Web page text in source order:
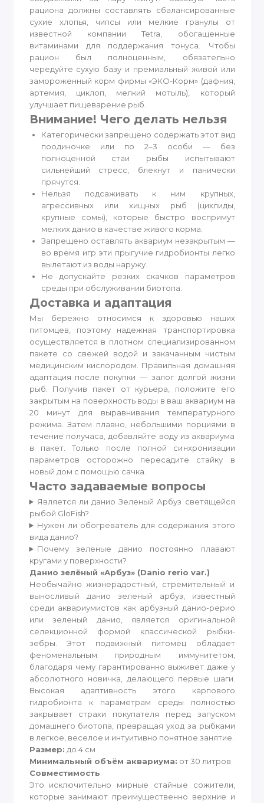
рациона должны составлять сбалансированные
сухие хлопья, чипсы или мелкие гранулы от
известной компании Tetra, обогащенные
витаминами для поддержания тонуса. Чтобы
рацион был полноценным, обязательно
чередуйте сухую базу и премиальный живой или
замороженный корм фирмы «ЭКО-Корм» (дафния,
артемия, циклоп, мелкий мотыль), который
улучшает пищеварение рыб.
Внимание! Чего делать нельзя
Категорически запрещено содержать этот вид
поодиночке или по 2–3 особи — без
полноценной стаи рыбы испытывают
сильнейший стресс, блекнут и панически
прячутся.
Нельзя подсаживать к ним крупных,
агрессивных или хищных рыб (цихлиды,
крупные сомы), которые быстро воспримут
мелких данио в качестве живого корма.
Запрещено оставлять аквариум незакрытым —
во время игр эти прыгучие гидробионты легко
вылетают из воды наружу.
Не допускайте резких скачков параметров
среды при обслуживании биотопа.
Доставка и адаптация
Мы бережно относимся к здоровью наших
питомцев, поэтому надежная транспортировка
осуществляется в плотном специализированном
пакете со свежей водой и закачанным чистым
медицинским кислородом. Правильная домашняя
адаптация после покупки — залог долгой жизни
рыб. Получив пакет от курьера, положите его
закрытым на поверхность воды в ваш аквариум на
20 минут для выравнивания температурного
режима. Затем плавно, небольшими порциями в
течение получаса, добавляйте воду из аквариума
в пакет. Только после полной синхронизации
параметров осторожно пересадите стайку в
новый дом с помощью сачка.
Часто задаваемые вопросы
Является ли данио Зеленый Арбуз светящейся
рыбой GloFish?
Нужен ли обогреватель для содержания этого
вида данио?
Почему зеленые данио постоянно плавают
кругами у поверхности?
Данио зелёный «Арбуз» (Danio rerio var.)
Необычайно жизнерадостный, стремительный и
выносливый данио зеленый арбуз, известный
среди аквариумистов как арбузный данио-рерио
или зеленый данио, является оригинальной
селекционной формой классической рыбки-
зебры. Этот подвижный питомец обладает
феноменальным природным иммунитетом,
благодаря чему гарантированно выживет даже у
абсолютного новичка, делающего первые шаги.
Высокая адаптивность этого карпового
гидробионта к параметрам среды полностью
закрывает страхи покупателя перед запуском
домашнего биотопа, превращая уход за рыбками
в легкое, веселое и интуитивно понятное занятие.
Размер: до 4 см
Минимальный объём аквариума: от 30 литров
Совместимость
Это исключительно мирные стайные сожители,
которые занимают преимущественно верхние и